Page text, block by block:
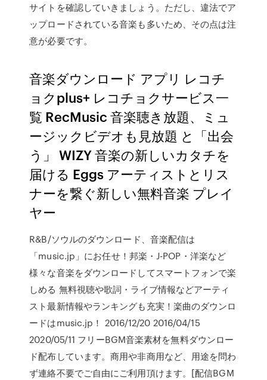
サイトを確認していきましょう。ただし、違法でア
ップロードされている音楽も多いため、その点は注
意が必要です。
音楽ダウンロード アプリ レコチ
ョクplus+ レコチョクサービス一
覧 RecMusic 音楽聴き放題、ミュ
ージックビデオも見放題 と「出会
う」 WIZY 音楽の新しいカタチを
届ける Eggs アーティストとリス
ナーを繋ぐ新しい無料音楽 プレイ
ヤー
R&B/ソウルのダウンロード、音楽配信は
「music.jp」にお任せ！邦楽・J-POP・洋楽など
様々な音楽をダウンロードしてスマートフォンで楽
しめる 無料視聴や歌詞・ライブ情報などアーティ
スト最新情報やランキングも充実！楽曲のダウンロ
ードはmusic.jp！ 2016/12/20 2016/04/15
2020/05/11 フリーBGM音楽素材を無料ダウンロー
ド配布しています。商用や非商用など、用途を問わ
ず連絡不要でご自由にご利用頂けます。[配信BGM